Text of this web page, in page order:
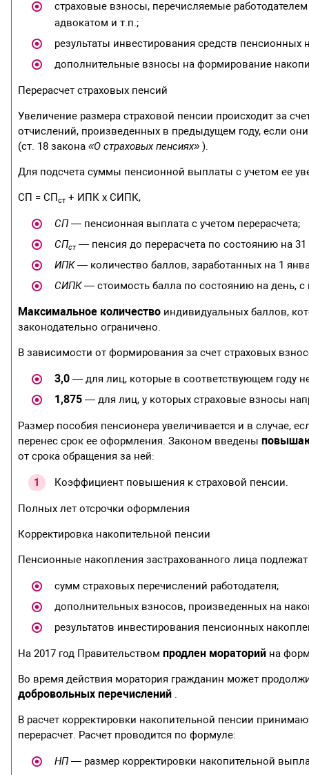
страховые взносы, перечисляемые
адвокатом и т.п.;
результаты инвестирования средств пенсионных
дополнительные взносы на формирование
Перерасчет страховых пенсий
Увеличение размера страховой пенсии происходит за
отчислений, произведенных в предыдущем году, если
(ст. 18 закона«О страховых пенсиях» ).
Для подсчета суммы пенсионной выплаты с учетом ее
СП = СПст + ИПК х СИПК,
СП— пенсионная выплата с учетом перерасчета;
СПст— пенсия до перерасчета по состоянию на 31
ИПК— количество баллов, заработанных на 1
СИПК— стоимость балла по состоянию на день, с
Максимальное количество индивидуальных баллов,
законодательно ограничено.
В зависимости от формирования за счет страховых
3,0— для лиц, которые в соответствующем году
1,875— для лиц, у которых страховые взносы
Размер пособия пенсионера увеличивается и в случае,
перенес срок ее оформления. Законом введены
от срока обращения за ней:
Коэффициент повышения к страховой пенсии.
Полных лет отсрочки оформления
Корректировка накопительной пенсии
Пенсионные накопления застрахованного лица
сумм страховых перечислений работодателя;
дополнительных взносов, произведенных на
результатов инвестирования пенсионных
На 2017 год Правительствомпродлен мораторий на
Во время действия моратория гражданин может
добровольных перечислений .
В расчет корректировки накопительной пенсии
перерасчет. Расчет проводится по формуле:
НП— размер корректировки накопительной